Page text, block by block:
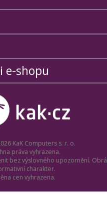
e-shopu
KaK Computers s. r. o.
práva vyhrazena.
bez výslovného upozornění.
charakter.
cen vyhrazena.